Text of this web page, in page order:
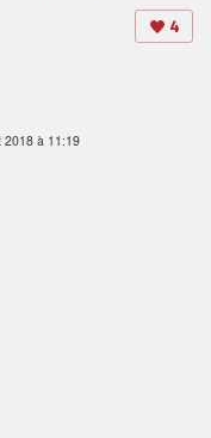
4
2018 à 11:19